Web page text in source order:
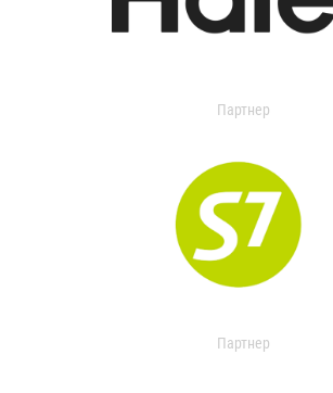
Партнер
Партнер